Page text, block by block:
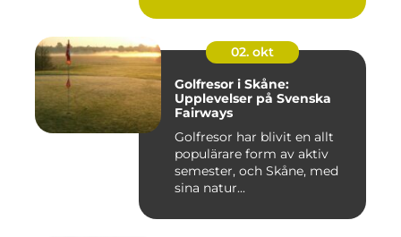
02. okt
Golfresor i Skåne:
Upplevelser på Svenska
Fairways
Golfresor har blivit en allt
populärare form av aktiv
semester, och Skåne, med
sina natur...